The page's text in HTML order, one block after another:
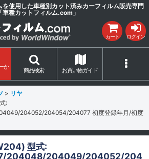
使用した車種別カット済みカーフィルム販売専門
車種カットフィルム.com」
カート ログイン
か
商品検索 お買い物ガイド
> リヤ
:
204052/204054/204077 初度登録年月/初度
型式:
204048/204049/204052/204